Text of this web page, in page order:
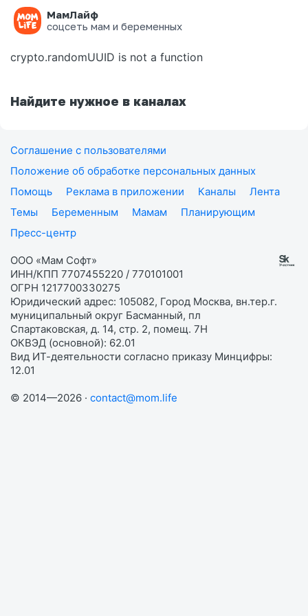
МамЛайф
соцсеть мам и беременных
Ошибка на странице
crypto.randomUUID is not a function
Найдите нужное в каналах
Соглашение с пользователями
Положение об обработке персональных данных
Помощь
Реклама в приложении Каналы
Лента
Темы
Беременным Мамам
Планирующим
Пресс-центр
ООО «Мам Софт»
ИНН/КПП 7707455220 / 770101001
ОГРН 1217700330275
Юридический адрес: 105082, Город Москва, вн.тер.г.
муниципальный округ Басманный, пл
Спартаковская, д. 14, стр. 2, помещ. 7Н
ОКВЭД (основной): 62.01
Вид ИТ-деятельности согласно приказу Минцифры:
12.01
© 2014—2026 · contact@mom.life